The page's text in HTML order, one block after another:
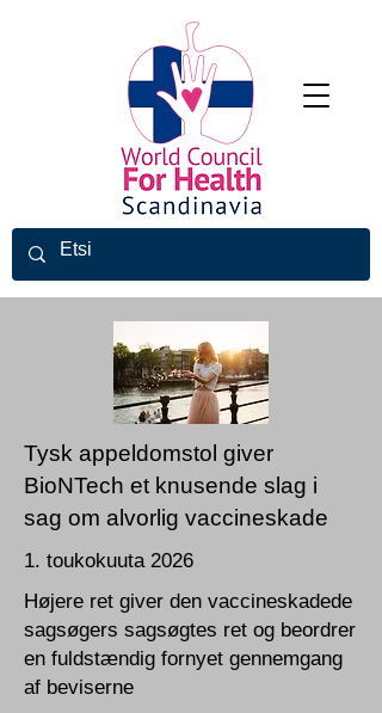
Tysk appeldomstol giver
BioNTech et knusende slag i
sag om alvorlig vaccineskade
1. toukokuuta 2026
Højere ret giver den vaccineskadede
sagsøgers sagsøgtes ret og beordrer
en fuldstændig fornyet gennemgang
af beviserne